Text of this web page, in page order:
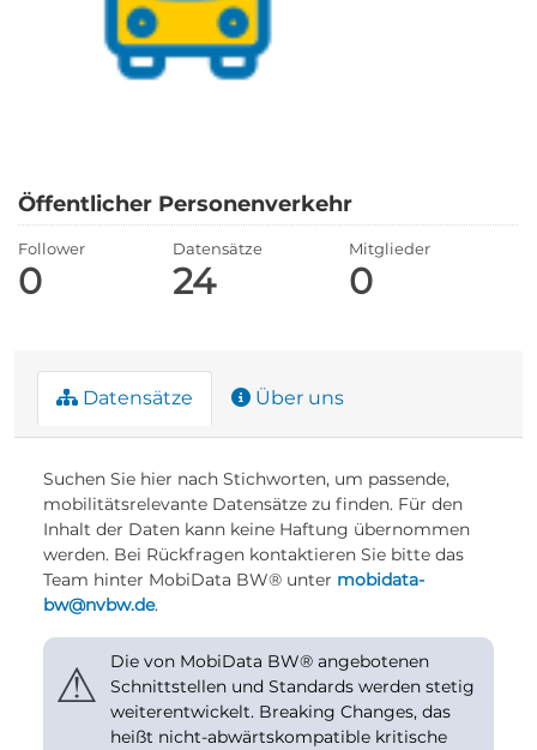
Öffentlicher Personenverkehr
Follower
0
Datensätze
24
Mitglieder
0
Datensätze Über uns
Suchen Sie hier nach Stichworten, um passende,
mobilitätsrelevante Datensätze zu finden. Für den
Inhalt der Daten kann keine Haftung übernommen
werden. Bei Rückfragen kontaktieren Sie bitte das
Team hinter MobiData BW® unter mobidata-
bw@nvbw.de.
⚠
Die von MobiData BW® angebotenen
Schnittstellen und Standards werden stetig
weiterentwickelt. Breaking Changes, das
heißt nicht-abwärtskompatible kritische